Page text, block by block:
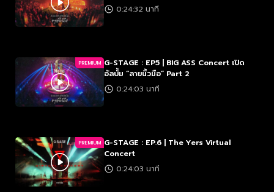
0:24:32 นาที
PREMIUM G-STAGE : EP5 | BIG ASS Concert เปิด
อัลบั้ม “ลายนิ้วมือ” Part 2
0:24:03 นาที
PREMIUM G-STAGE : EP.6 | The Yers Virtual
Concert
0:24:03 นาที